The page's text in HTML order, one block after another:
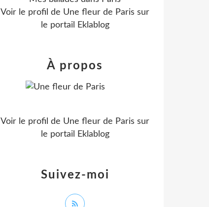
Voir le profil de Une fleur de Paris sur
le portail Eklablog
Suivez-moi
À propos
Voir le profil de Une fleur de Paris sur
le portail Eklablog